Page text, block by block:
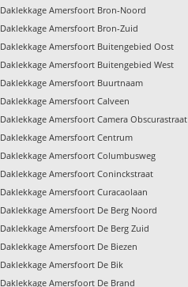
Daklekkage Amersfoort Bron-Noord
Daklekkage Amersfoort Bron-Zuid
Daklekkage Amersfoort Buitengebied Oost
Daklekkage Amersfoort Buitengebied West
Daklekkage Amersfoort Buurtnaam
Daklekkage Amersfoort Calveen
Daklekkage Amersfoort Camera Obscurastraat
Daklekkage Amersfoort Centrum
Daklekkage Amersfoort Columbusweg
Daklekkage Amersfoort Coninckstraat
Daklekkage Amersfoort Curacaolaan
Daklekkage Amersfoort De Berg Noord
Daklekkage Amersfoort De Berg Zuid
Daklekkage Amersfoort De Biezen
Daklekkage Amersfoort De Bik
Daklekkage Amersfoort De Brand